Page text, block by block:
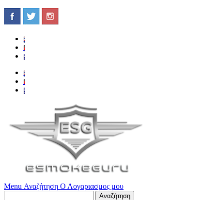
Menu Αναζήτηση Ο Λογαριασμος μου
Αναζήτηση